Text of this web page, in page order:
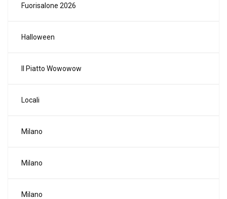
Fuorisalone 2026
Halloween
Il Piatto Wowowow
Locali
Milano
Milano
Milano